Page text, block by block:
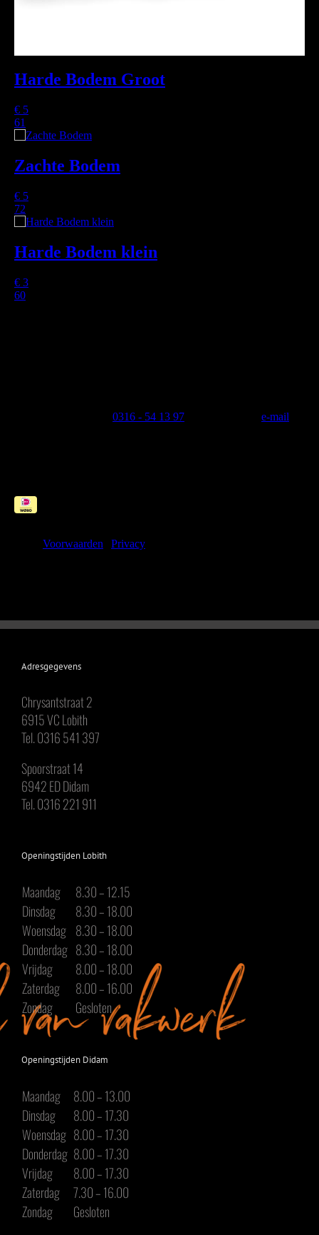
Adresgegevens
Chrysantstraat 2
6915 VC Lobith
Tel. 0316 541 397
Spoorstraat 14
6942 ED Didam
Tel. 0316 221 911
Openingstijden Lobith
Maandag
8.30 – 12.15
Dinsdag
8.30 – 18.00
Woensdag 8.30 – 18.00
Donderdag 8.30 – 18.00
Vrijdag
8.00 – 18.00
Zaterdag
8.00 – 16.00
Zondag
Gesloten
Openingstijden Didam
Maandag
8.00 – 13.00
Dinsdag
8.00 – 17.30
Woensdag 8.00 – 17.30
Donderdag 8.00 – 17.30
Vrijdag
8.00 – 17.30
Zaterdag
7.30 – 16.00
Zondag
Gesloten